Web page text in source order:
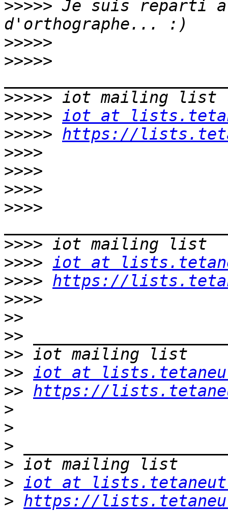
>>>>> Je suis reparti
>>>>>
>>>>>
>>>>>
>>>>> iot at
>>>>> https://
>>>>
>>>>
>>>>
>>>>
>>>>
>>>> iot at
>>>> https://
>>>>
>>
>>
>>
>> iot at
>> https://
>
>
>
>
> iot at
> https://